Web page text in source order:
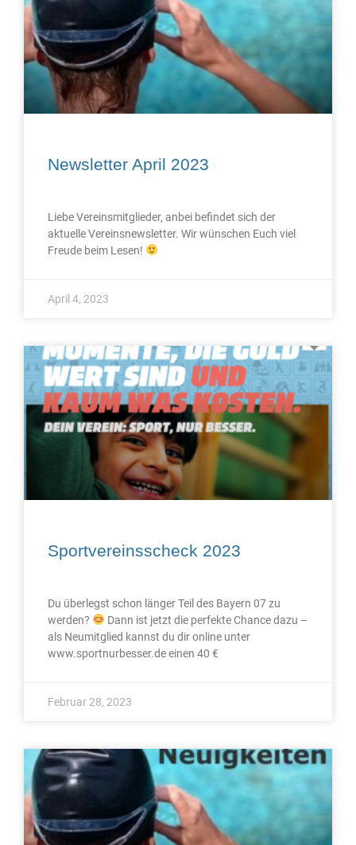
Newsletter April 2023
Liebe Vereinsmitglieder, anbei befindet sich der
aktuelle Vereinsnewsletter. Wir wünschen Euch viel
Freude beim Lesen!
April 4, 2023
Sportvereinsscheck 2023
Du überlegst schon länger Teil des Bayern 07 zu
werden?
Dann ist jetzt die perfekte Chance dazu –
als Neumitglied kannst du dir online unter
www.sportnurbesser.de einen 40 €
Februar 28, 2023